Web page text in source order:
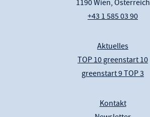
1190 Wien, Österreich
+43 1 585 03 90
Aktuelles
TOP 10 greenstart 10
greenstart 9 TOP 3
Kontakt